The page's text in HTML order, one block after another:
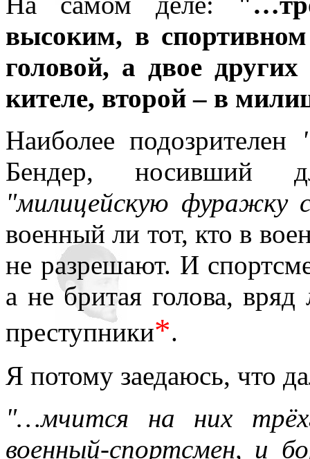
высоким, в
головой, а двое
кителе, второй – в
Наиболее подозрителен
Бендер, носивший
"милицейскую фуражку
военный ли тот, кто в
не разрешают. И
а не бритая голова,
преступники*.
Я потому заедаюсь, что
"…мчится на них
военный-спортсмен, и